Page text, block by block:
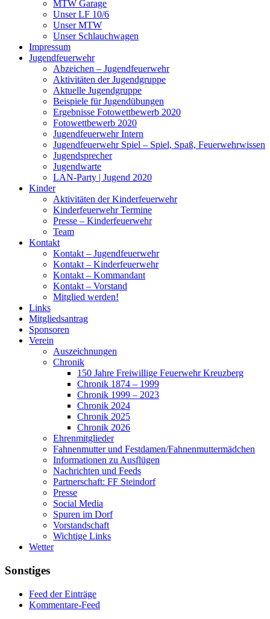
MTW Garage
Unser LF 10/6
Unser MTW
Unser Schlauchwagen
Impressum
Jugendfeuerwehr
Abzeichen – Jugendfeuerwehr
Aktivitäten der Jugendgruppe
Aktuelle Jugendgruppe
Beispiele für Jugendübungen
Ergebnisse Fotowettbewerb 2020
Fotowettbewerb 2020
Jugendfeuerwehr Intern
Jugendfeuerwehr Spiel – Spiel, Spaß, Feuerwehrwissen
Jugendsprecher
Jugendwarte
LAN-Party | Jugend 2020
Kinder
Aktivitäten der Kinderfeuerwehr
Kinderfeuerwehr Termine
Presse – Kinderfeuerwehr
Team
Kontakt
Kontakt – Jugendfeuerwehr
Kontakt – Kinderfeuerwehr
Kontakt – Kommandant
Kontakt – Vorstand
Mitglied werden!
Links
Mitgliedsantrag
Sponsoren
Verein
Auszeichnungen
Chronik
150 Jahre Freiwillige Feuerwehr Kreuzberg
Chronik 1874 – 1999
Chronik 1999 – 2023
Chronik 2024
Chronik 2025
Chronik 2026
Ehrenmitglieder
Fahnenmutter und Festdamen/Fahnenmuttermädchen
Informationen zu Ausflügen
Nachrichten und Feeds
Partnerschaft: FF Steindorf
Presse
Social Media
Spuren im Dorf
Vorstandschaft
Wichtige Links
Wetter
Sonstiges
Feed der Einträge
Kommentare-Feed